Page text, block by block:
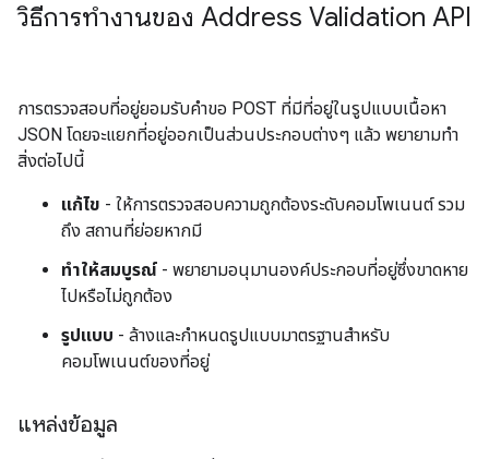
วิธีการทำงานของ Address Validation API
การตรวจสอบที่อยู่ยอมรับคำขอ POST ที่มีที่อยู่ในรูปแบบเนื้อหา
JSON โดยจะแยกที่อยู่ออกเป็นส่วนประกอบต่างๆ แล้ว พยายามทำ
สิ่งต่อไปนี้
แก้ไข - ให้การตรวจสอบความถูกต้องระดับคอมโพเนนต์ รวม
ถึง สถานที่ย่อยหากมี
ทำให้สมบูรณ์ - พยายามอนุมานองค์ประกอบที่อยู่ซึ่งขาดหาย
ไปหรือไม่ถูกต้อง
รูปแบบ - ล้างและกำหนดรูปแบบมาตรฐานสำหรับ
คอมโพเนนต์ของที่อยู่
แหล่งข้อมูล